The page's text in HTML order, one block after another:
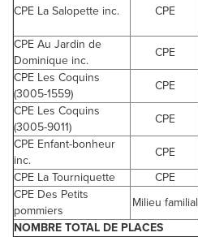
CPE La Salopette inc. CPE
CPE Au Jardin de
Dominique inc.
CPE
CPE Les Coquins
(3005-1559)
CPE
CPE Les Coquins
(3005-9011)
CPE
CPE Enfant-bonheur
inc.
CPE
CPE La Tourniquette
CPE
CPE Des Petits
pommiers
Milieu familial
NOMBRE TOTAL DE PLACES